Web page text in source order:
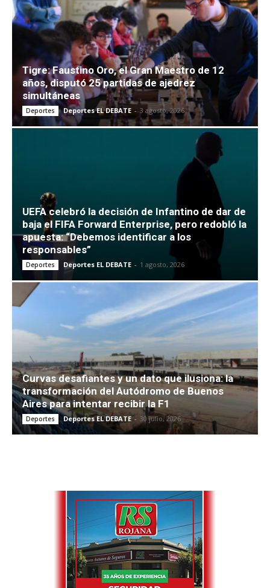
Tigre: Faustino Oro, el Gran Maestro de 12
años, disputó 25 partidas de ajedrez
simultáneas
Deportes Deportes EL DEBATE - 3 agosto, 2026
UEFA celebró la decisión de Infantino de dar de
baja el FIFA Forward Enterprise, pero redobló la
apuesta: “Debemos identificar a los
responsables”
Deportes Deportes EL DEBATE - 1 agosto, 2026
Curvas desafiantes y un dato que ilusiona: la
transformación del Autódromo de Buenos
Aires para intentar recibir la F1
Deportes Deportes EL DEBATE - 30 julio, 2026